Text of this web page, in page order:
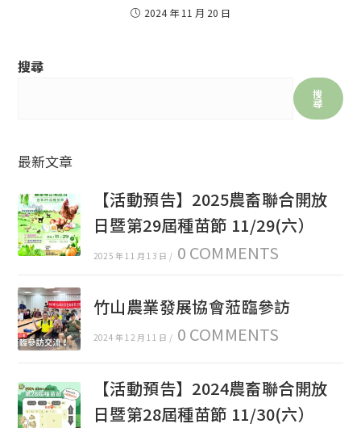
2024 年 11 月 20 日
搜尋
搜
尋
最新文章
【活動預告】2025農畜聯合開放
日暨第29屆種苗節 11/29(六）
2025 年 11 月 13 日 / 0 COMMENTS
竹山農業發展協會蒞臨參訪
2024 年 12 月 11 日 / 0 COMMENTS
【活動預告】2024農畜聯合開放
日暨第28屆種苗節 11/30(六）